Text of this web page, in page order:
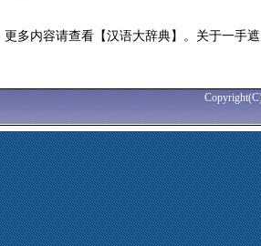
更多内容请查看【汉语大辞典】。关于一手